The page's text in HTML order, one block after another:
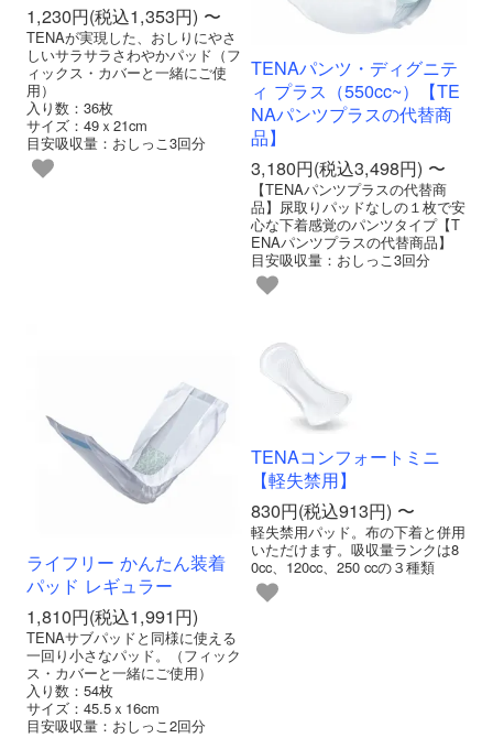
1,230円(税込1,353円) 〜
TENAが実現した、おしりにやさ
しいサラサラさわやかパッド（フ
ィックス・カバーと一緒にご使
用）
入り数：36枚
サイズ：49ｘ21cm
目安吸収量：おしっこ3回分
TENAパンツ・ディグニテ
ィ プラス（550cc~）【TE
NAパンツプラスの代替商
品】
3,180円(税込3,498円) 〜
【TENAパンツプラスの代替商
品】尿取りパッドなしの１枚で安
心な下着感覚のパンツタイプ【T
ENAパンツプラスの代替商品】
目安吸収量：おしっこ3回分
ライフリー かんたん装着
パッド レギュラー
1,810円(税込1,991円)
TENAサブパッドと同様に使える
一回り小さなパッド。（フィック
ス・カバーと一緒にご使用）
入り数：54枚
サイズ：45.5ｘ16cm
目安吸収量：おしっこ2回分
TENAコンフォートミニ
【軽失禁用】
830円(税込913円) 〜
軽失禁用パッド。布の下着と併用
いただけます。吸収量ランクは8
0cc、120cc、250 ccの３種類